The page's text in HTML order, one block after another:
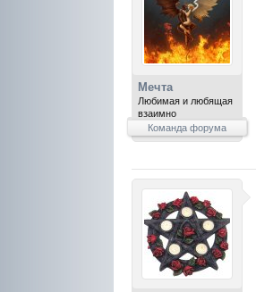
Мечта
Любимая и любящая
взаимно
Команда форума